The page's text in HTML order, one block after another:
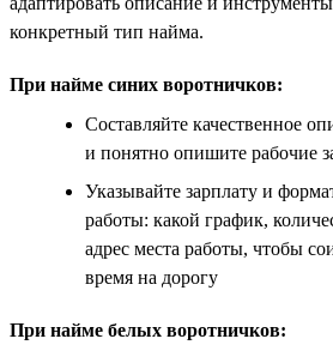
конкретный тип найма.
При найме синих воротничков:
Составляйте качественное
и понятно опишите рабочие
Указывайте зарплату и
работы: какой график,
адрес места работы, чтобы
время на дорогу
При найме белых воротничков: